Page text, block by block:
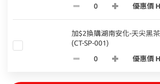
優惠價
加$2換購湖南安化-天尖黑
(CT-SP-001)
優惠價